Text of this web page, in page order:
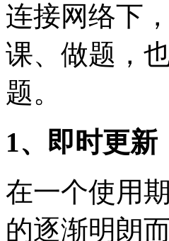
连接网络下
课、做题，
题。
1、即时更新
在一个使用
的逐渐明朗